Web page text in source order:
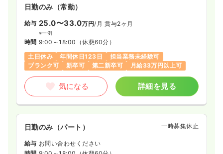
日勤のみ（常勤）
給与 25.0〜33.0万円/月 賞与2ヶ月
※一例
時間 9:00～18:00 （休憩60分）
土日休み
年間休日123日
担当業務未経験可
ブランク可
新卒可 第二新卒可 月給33万円以上可
気になる 詳細を見る
日勤のみ（パート） 一時募集休止
給与 お問い合わせください